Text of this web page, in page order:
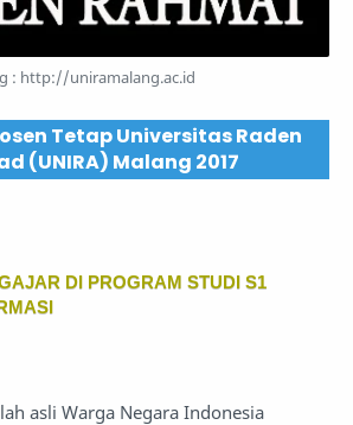
: http://uniramalang.ac.id
Tetap Universitas Raden
(UNIRA) Malang 2017
DI PROGRAM STUDI S1
asli Warga Negara Indonesia